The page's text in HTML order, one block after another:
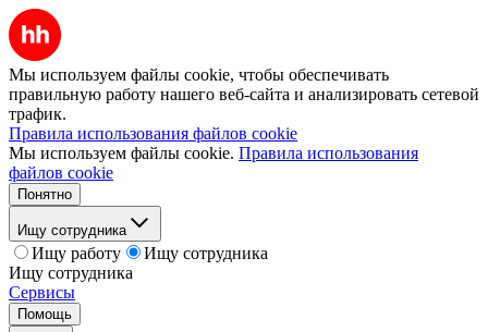
Мы используем файлы cookie, чтобы обеспечивать
правильную работу нашего веб-сайта и анализировать сетевой
трафик.
Правила использования файлов cookie
Мы используем файлы cookie. Правила использования
файлов cookie
Понятно
Ищу сотрудника
Ищу работу
Ищу сотрудника
Ищу сотрудника
Сервисы
Помощь